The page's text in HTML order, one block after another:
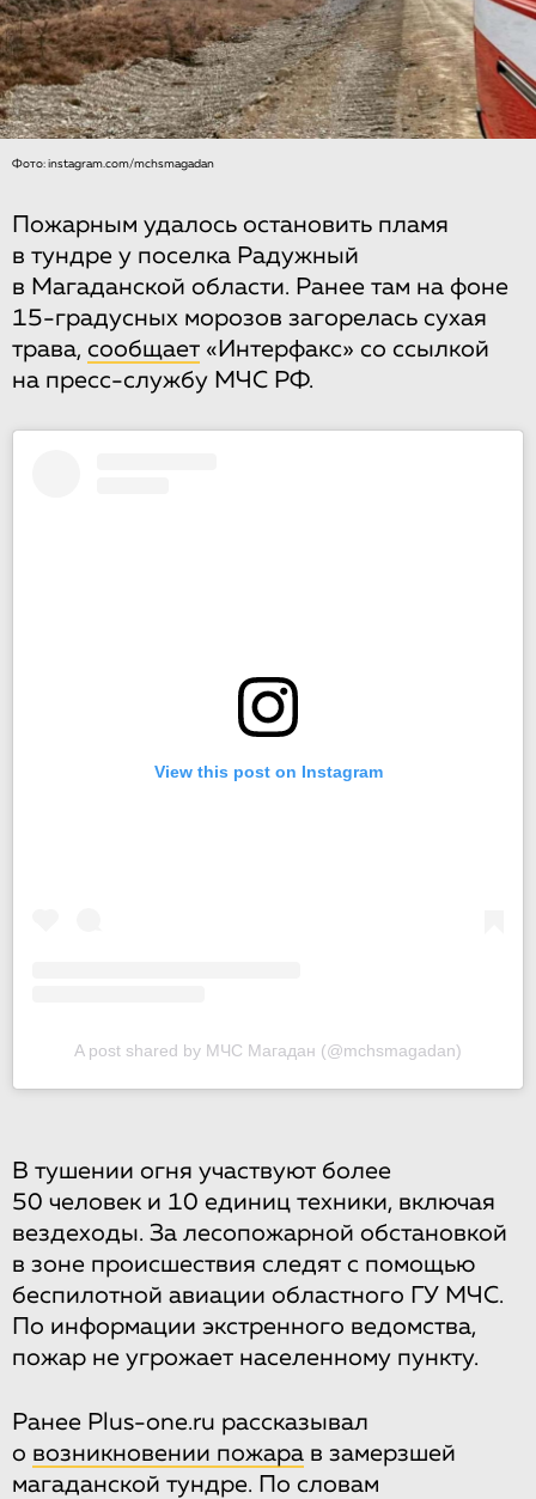
Фото: instagram.com/mchsmagadan
Пожарным удалось остановить пламя
в тундре у поселка Радужный
в Магаданской области. Ранее там на фоне
15-градусных морозов загорелась сухая
трава, сообщает «Интерфакс» со ссылкой
на пресс-службу МЧС РФ.
View this post on Instagram
A post shared by МЧС Магадан (@mchsmagadan)
В тушении огня участвуют более
50 человек и 10 единиц техники, включая
вездеходы. За лесопожарной обстановкой
в зоне происшествия следят с помощью
беспилотной авиации областного ГУ МЧС.
По информации экстренного ведомства,
пожар не угрожает населенному пункту.
Ранее Plus-one.ru рассказывал
о возникновении пожара в замерзшей
магаданской тундре. По словам